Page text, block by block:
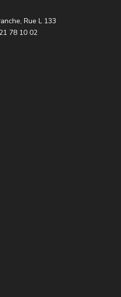
Rue L 133
78 10 02